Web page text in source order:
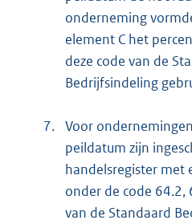
onderneming
element C het
deze code van de
Bedrijfsindeling
7. Voor
peildatum zijn
handelsregister
onder de code
van de Standaard